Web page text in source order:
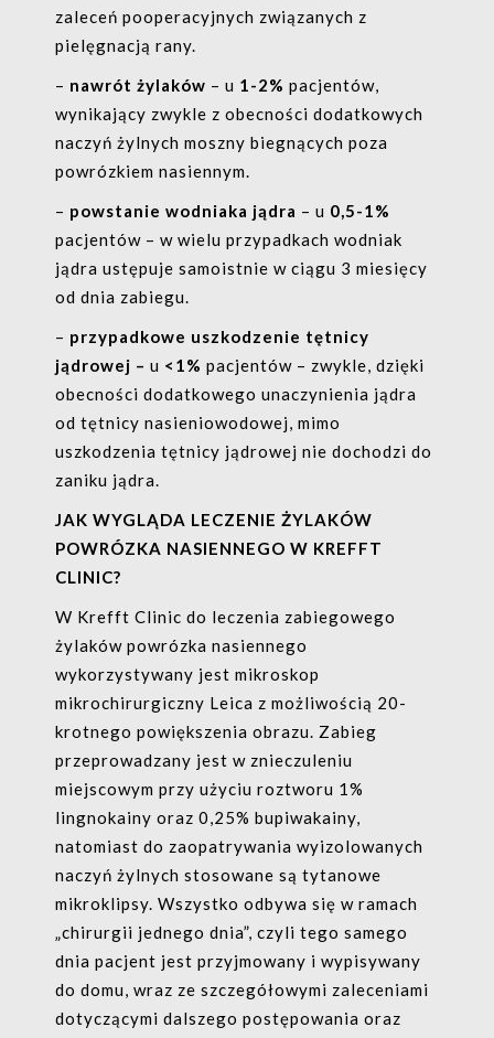
zaleceń pooperacyjnych związanych z
pielęgnacją rany.
– nawrót żylaków – u 1-2% pacjentów,
wynikający zwykle z obecności dodatkowych
naczyń żylnych moszny biegnących poza
powrózkiem nasiennym.
– powstanie wodniaka jądra – u 0,5-1%
pacjentów – w wielu przypadkach wodniak
jądra ustępuje samoistnie w ciągu 3 miesięcy
od dnia zabiegu.
– przypadkowe uszkodzenie tętnicy
jądrowej – u <1% pacjentów – zwykle, dzięki
obecności dodatkowego unaczynienia jądra
od tętnicy nasieniowodowej, mimo
uszkodzenia tętnicy jądrowej nie dochodzi do
zaniku jądra.
JAK WYGLĄDA LECZENIE ŻYLAKÓW
POWRÓZKA NASIENNEGO W KREFFT
CLINIC?
W Krefft Clinic do leczenia zabiegowego
żylaków powrózka nasiennego
wykorzystywany jest mikroskop
mikrochirurgiczny Leica z możliwością 20-
krotnego powiększenia obrazu. Zabieg
przeprowadzany jest w znieczuleniu
miejscowym przy użyciu roztworu 1%
lingnokainy oraz 0,25% bupiwakainy,
natomiast do zaopatrywania wyizolowanych
naczyń żylnych stosowane są tytanowe
mikroklipsy. Wszystko odbywa się w ramach
„chirurgii jednego dnia”, czyli tego samego
dnia pacjent jest przyjmowany i wypisywany
do domu, wraz ze szczegółowymi zaleceniami
dotyczącymi dalszego postępowania oraz